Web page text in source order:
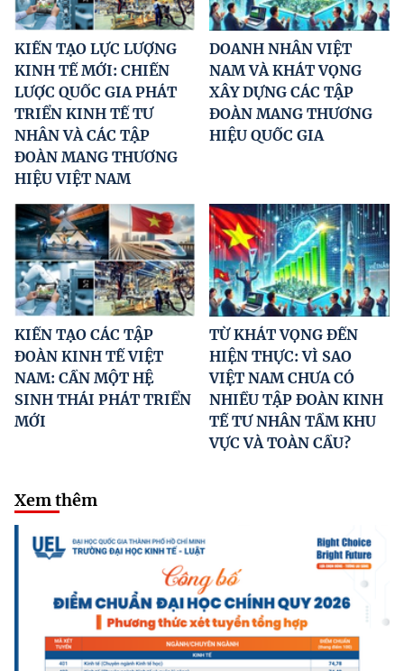
KIẾN TẠO LỰC LƯỢNG
KINH TẾ MỚI: CHIẾN
LƯỢC QUỐC GIA PHÁT
TRIỂN KINH TẾ TƯ
NHÂN VÀ CÁC TẬP
ĐOÀN MANG THƯƠNG
HIỆU VIỆT NAM
DOANH NHÂN VIỆT
NAM VÀ KHÁT VỌNG
XÂY DỰNG CÁC TẬP
ĐOÀN MANG THƯƠNG
HIỆU QUỐC GIA
KIẾN TẠO CÁC TẬP
ĐOÀN KINH TẾ VIỆT
NAM: CẦN MỘT HỆ
SINH THÁI PHÁT TRIỂN
MỚI
TỪ KHÁT VỌNG ĐẾN
HIỆN THỰC: VÌ SAO
VIỆT NAM CHƯA CÓ
NHIỀU TẬP ĐOÀN KINH
TẾ TƯ NHÂN TẦM KHU
VỰC VÀ TOÀN CẦU?
Xem thêm